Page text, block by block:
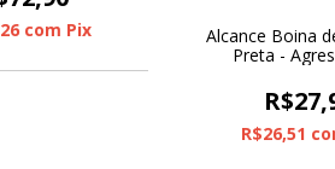
com Pix
Alcance Boina
Preta -
R$26,51